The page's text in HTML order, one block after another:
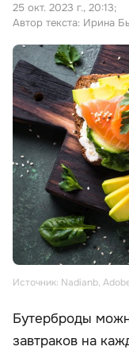
25 окт. 2023 г., 20:13;
Автор текста: Ирина
Источник: Nadianb,
Бутерброды
завтраков на